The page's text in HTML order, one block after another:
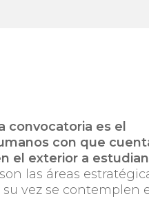
convocatoria es el
con que
el exterior a
las áreas
vez se contemplen